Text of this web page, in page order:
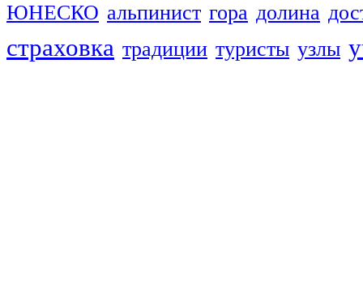
ЮНЕСКО альпинист гора долина
страховка традиции туристы узлы